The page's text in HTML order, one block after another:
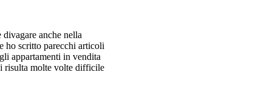
anche nella
ho scritto parecchi articoli
appartamenti in vendita
risulta molte volte difficile